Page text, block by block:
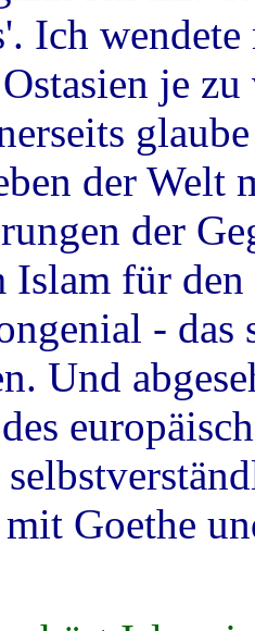
Ich
je
der Welt
der
Islam für
-
Und
Goethe